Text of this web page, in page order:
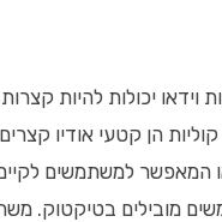
יכולות להיות קצרות (עד 15 שניות) או ארוכות יותר (עד
אותן כאשר משתמשים מקשיבים למוזיקה או לתוכן
המאפשר למשתמשים
מובילים בטיקטוק.